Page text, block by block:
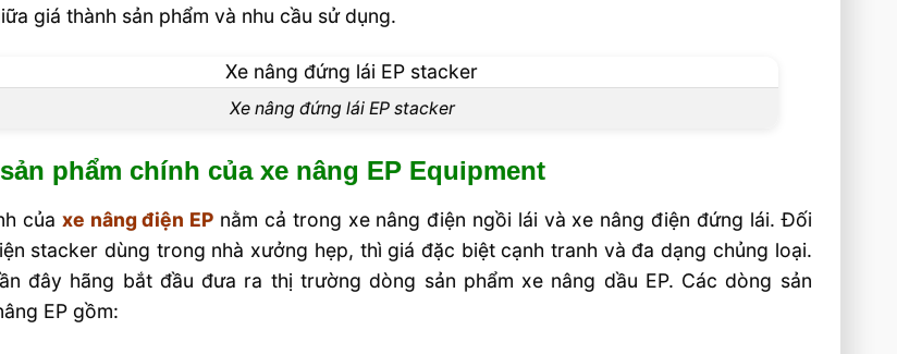
giá thành sản phẩm và nhu cầu sử dụng.
Xe nâng đứng lái EP stacker
phẩm chính của xe nâng EP Equipment
của xe nâng điện EP nằm cả trong xe nâng điện ngồi lái và xe nâng điện đứng lái. Đối
stacker dùng trong nhà xưởng hẹp, thì giá đặc biệt cạnh tranh và đa dạng chủng loại.
đây hãng bắt đầu đưa ra thị trường dòng sản phẩm xe nâng dầu EP. Các dòng sản
EP gồm: